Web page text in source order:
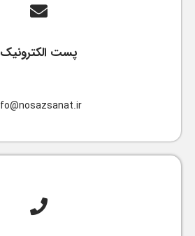
پست الکترونیک